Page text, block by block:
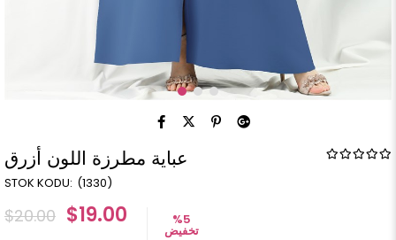
عباية مطرزة اللون أزرق
(1330)
$20.00 $19.00 %5
تخفيض